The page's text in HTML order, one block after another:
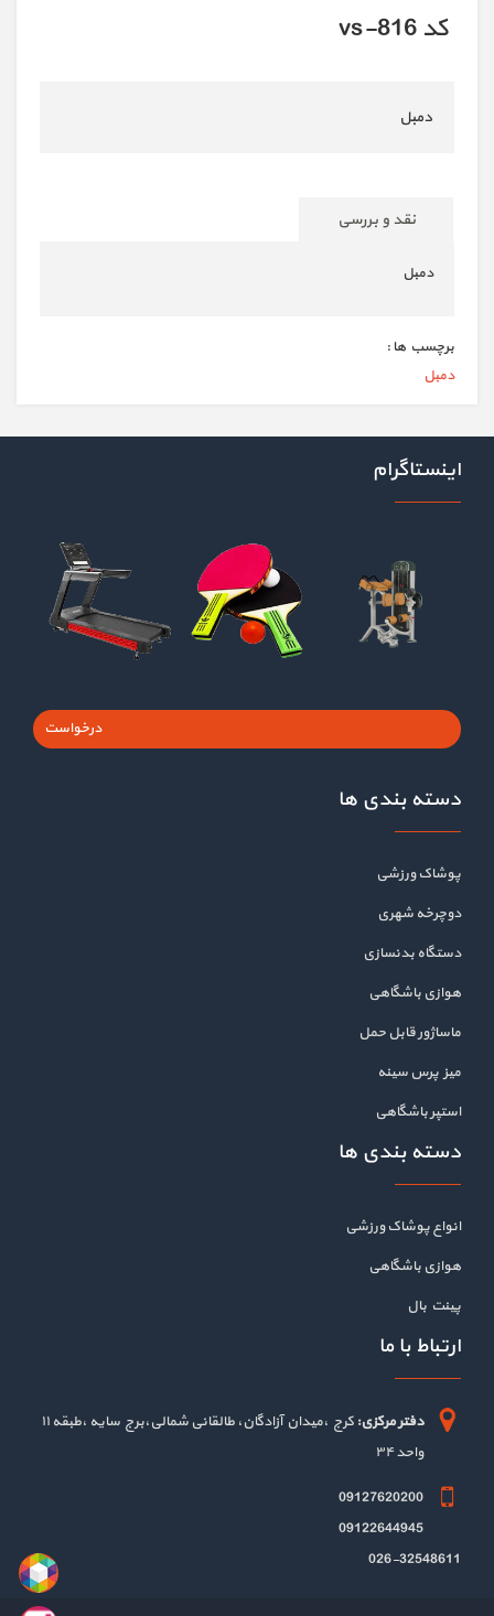
کد vs-816
دمبل
نقد و بررسی
دمبل
برچسب ها :
دمبل
اینستاگرام
درخواست
دسته بندی ها
پوشاک ورزشی
دوچرخه شهری
دستگاه بدنسازی
هوازی باشگاهی
ماساژور قابل حمل
میز پرس سینه
استپر باشگاهی
دسته بندی ها
انواع پوشاک ورزشی
هوازی باشگاهی
پینت بال
ارتباط با ما
دفتر مرکزی:
کرج ،میدان آزادگان، طالقانی شمالی،برج سایه ،طبقه ۱۱
واحد ۳۴
09127620200
09122644945
026-32548611